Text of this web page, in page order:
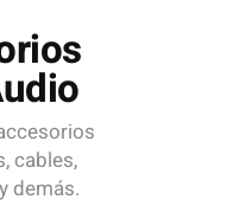
cables,
demás.